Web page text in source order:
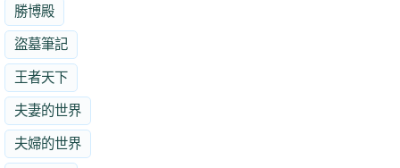
勝博殿
盜墓筆記
王者天下
夫妻的世界
夫婦的世界